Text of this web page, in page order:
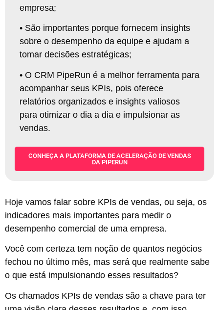
empresa;
• São importantes porque fornecem insights
sobre o desempenho da equipe e ajudam a
tomar decisões estratégicas;
• O CRM PipeRun é a melhor ferramenta para
acompanhar seus KPIs, pois oferece
relatórios organizados e insights valiosos
para otimizar o dia a dia e impulsionar as
vendas.
CONHEÇA A PLATAFORMA DE ACELERAÇÃO DE VENDAS
DA PIPERUN
Hoje vamos falar sobre KPIs de vendas, ou seja, os
indicadores mais importantes para medir o
desempenho comercial de uma empresa.
Você com certeza tem noção de quantos negócios
fechou no último mês, mas será que realmente sabe
o que está impulsionando esses resultados?
Os chamados KPIs de vendas são a chave para ter